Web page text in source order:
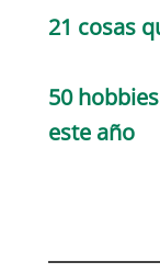
21 cosas
50
este año